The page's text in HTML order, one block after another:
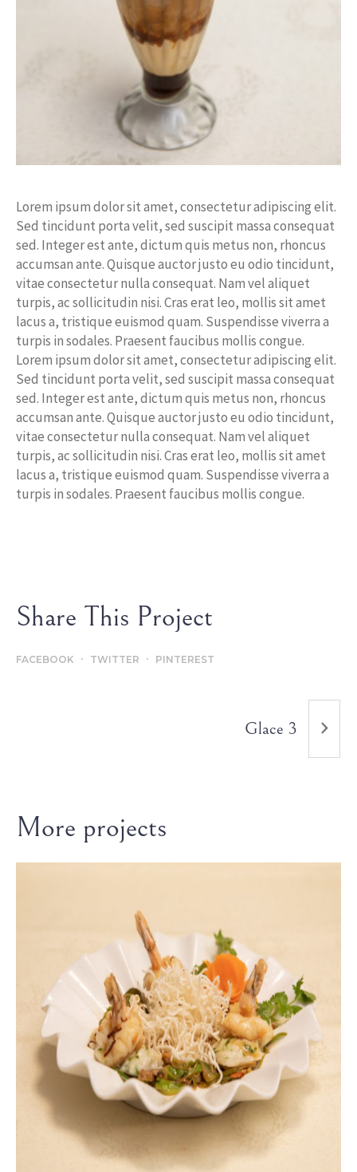
Lorem ipsum dolor sit amet, consectetur adipiscing elit.
Sed tincidunt porta velit, sed suscipit massa consequat
sed. Integer est ante, dictum quis metus non, rhoncus
accumsan ante. Quisque auctor justo eu odio tincidunt,
vitae consectetur nulla consequat. Nam vel aliquet
turpis, ac sollicitudin nisi. Cras erat leo, mollis sit amet
lacus a, tristique euismod quam. Suspendisse viverra a
turpis in sodales. Praesent faucibus mollis congue.
Lorem ipsum dolor sit amet, consectetur adipiscing elit.
Sed tincidunt porta velit, sed suscipit massa consequat
sed. Integer est ante, dictum quis metus non, rhoncus
accumsan ante. Quisque auctor justo eu odio tincidunt,
vitae consectetur nulla consequat. Nam vel aliquet
turpis, ac sollicitudin nisi. Cras erat leo, mollis sit amet
lacus a, tristique euismod quam. Suspendisse viverra a
turpis in sodales. Praesent faucibus mollis congue.
Share This Project
FACEBOOK TWITTER PINTEREST
Glace 3
More projects